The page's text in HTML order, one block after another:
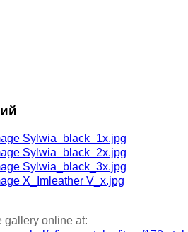
gallery online at: